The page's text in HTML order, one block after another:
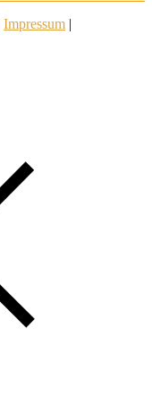
Impressum |